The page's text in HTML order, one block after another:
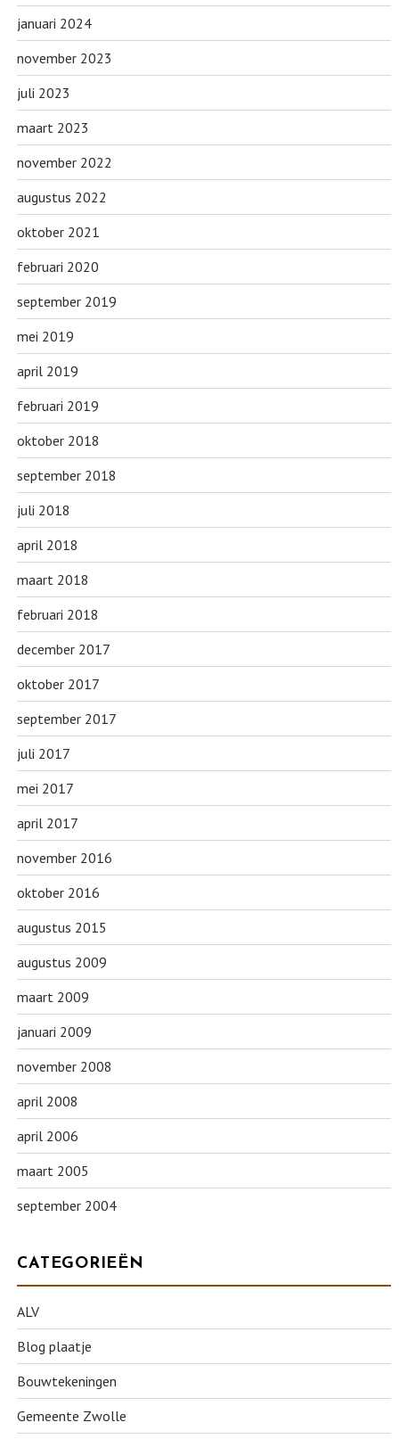
januari 2024
november 2023
juli 2023
maart 2023
november 2022
augustus 2022
oktober 2021
februari 2020
september 2019
mei 2019
april 2019
februari 2019
oktober 2018
september 2018
juli 2018
april 2018
maart 2018
februari 2018
december 2017
oktober 2017
september 2017
juli 2017
mei 2017
april 2017
november 2016
oktober 2016
augustus 2015
augustus 2009
maart 2009
januari 2009
november 2008
april 2008
april 2006
maart 2005
september 2004
CATEGORIEËN
ALV
Blog plaatje
Bouwtekeningen
Gemeente Zwolle